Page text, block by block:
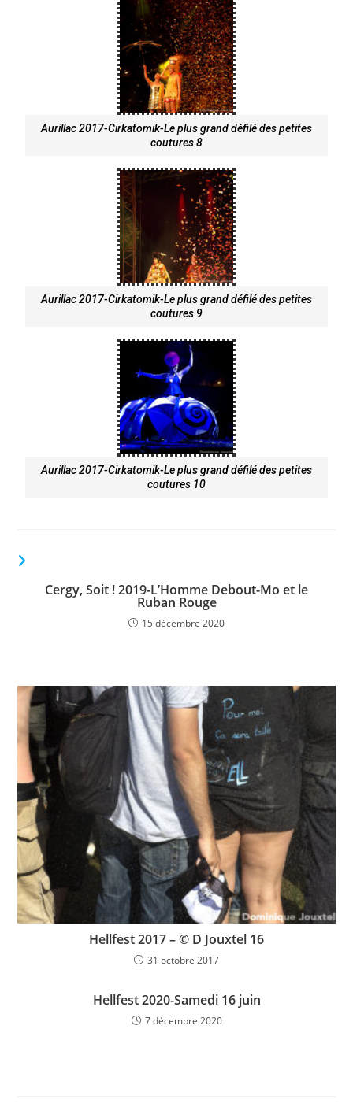
Aurillac 2017-Cirkatomik-Le plus grand défilé des petites
coutures 8
Aurillac 2017-Cirkatomik-Le plus grand défilé des petites
coutures 9
Aurillac 2017-Cirkatomik-Le plus grand défilé des petites
coutures 10
Cergy, Soit ! 2019-L’Homme Debout-Mo et le
Ruban Rouge
15 décembre 2020
Hellfest 2017 – © D Jouxtel 16
31 octobre 2017
Hellfest 2020-Samedi 16 juin
7 décembre 2020